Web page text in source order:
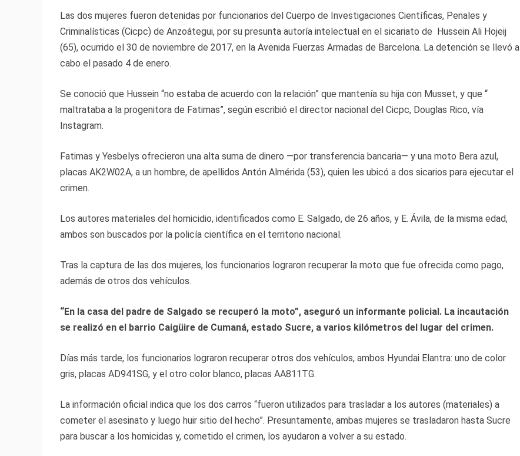
Las dos mujeres fueron detenidas por funcionarios del Cuerpo de Investigaciones Científicas, Penales y
Criminalísticas (Cicpc) de Anzoátegui, por su presunta autoría intelectual en el sicariato de Hussein Ali Hojeij
(65), ocurrido el 30 de noviembre de 2017, en la Avenida Fuerzas Armadas de Barcelona. La detención se llevó a
cabo el pasado 4 de enero.
Se conoció que Hussein “no estaba de acuerdo con la relación” que mantenía su hija con Musset, y que “
maltrataba a la progenitora de Fatimas”, según escribió el director nacional del Cicpc, Douglas Rico, vía
Instagram.
Fatimas y Yesbelys ofrecieron una alta suma de dinero —por transferencia bancaria— y una moto Bera azul,
placas AK2W02A, a un hombre, de apellidos Antón Almérida (53), quien les ubicó a dos sicarios para ejecutar el
crimen.
Los autores materiales del homicidio, identificados como E. Salgado, de 26 años, y E. Ávila, de la misma edad,
ambos son buscados por la policía científica en el territorio nacional.
Tras la captura de las dos mujeres, los funcionarios lograron recuperar la moto que fue ofrecida como pago,
además de otros dos vehículos.
“En la casa del padre de Salgado se recuperó la moto”, aseguró un informante policial. La incautación
se realizó en el barrio Caigüire de Cumaná, estado Sucre, a varios kilómetros del lugar del crimen.
Días más tarde, los funcionarios lograron recuperar otros dos vehículos, ambos Hyundai Elantra: uno de color
gris, placas AD941SG, y el otro color blanco, placas AA811TG.
La información oficial indica que los dos carros “fueron utilizados para trasladar a los autores (materiales) a
cometer el asesinato y luego huir sitio del hecho”. Presuntamente, ambas mujeres se trasladaron hasta Sucre
para buscar a los homicidas y, cometido el crimen, los ayudaron a volver a su estado.